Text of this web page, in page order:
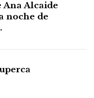
Ana Alcaide
noche de